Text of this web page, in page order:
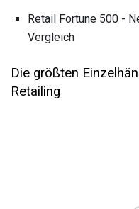
Retail Fortune 500 -
Vergleich
Die größten
Retailing